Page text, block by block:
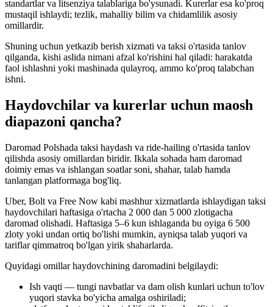
standartlar va litsenziya talablariga bo'ysunadi. Kurerlar esa ko'proq
mustaqil ishlaydi; tezlik, mahalliy bilim va chidamlilik asosiy
omillardir.
Shuning uchun yetkazib berish xizmati va taksi o'rtasida tanlov
qilganda, kishi aslida nimani afzal ko'rishini hal qiladi: harakatda
faol ishlashni yoki mashinada qulayroq, ammo ko'proq talabchan
ishni.
Haydovchilar va kurerlar uchun maosh
diapazoni qancha?
Daromad Polshada taksi haydash va ride-hailing o'rtasida tanlov
qilishda asosiy omillardan biridir. Ikkala sohada ham daromad
doimiy emas va ishlangan soatlar soni, shahar, talab hamda
tanlangan platformaga bog'liq.
Uber, Bolt va Free Now kabi mashhur xizmatlarda ishlaydigan taksi
haydovchilari haftasiga o'rtacha 2 000 dan 5 000 zlotigacha
daromad olishadi. Haftasiga 5–6 kun ishlaganda bu oyiga 6 500
zloty yoki undan ortiq bo'lishi mumkin, ayniqsa talab yuqori va
tariflar qimmatroq bo'lgan yirik shaharlarda.
Quyidagi omillar haydovchining daromadini belgilaydi:
Ish vaqti — tungi navbatlar va dam olish kunlari uchun to'lov
yuqori stavka bo'yicha amalga oshiriladi;